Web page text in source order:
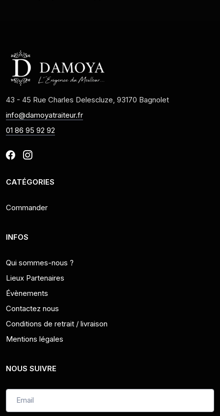
43 - 45 Rue Charles Delescluze, 93170 Bagnolet
info@damoyatraiteur.fr
01 86 95 92 92
CATÉGORIES
Commander
INFOS
Qui sommes-nous ?
Lieux Partenaires
Évènements
Contactez nous
Conditions de retrait / livraison
Mentions légales
NOUS SUIVRE